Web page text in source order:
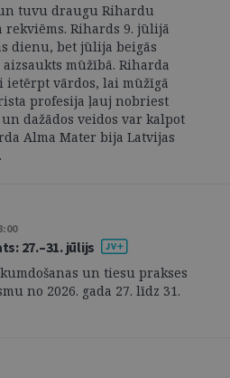
tuvu draugu Rihardu
Rihards 9. jūlijā
dienu, bet jūlija beigās
mūžībā. Riharda
vārdos, lai mūžīgā
profesija ļauj nobriest
dažādos veidos var kalpot
Alma Mater bija Latvijas
27.–31. jūlijs
un tiesu prakses
no 2026. gada 27. līdz 31.